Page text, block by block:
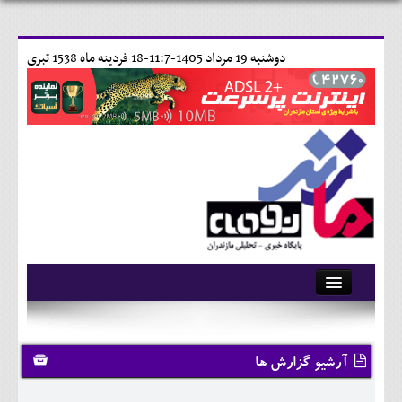
18 فردينه ماه 1538 تبری دوشنبه 19 مرداد 1405-11:7-
آرشیو
تماس با ما
وبلاگ
آرشیو گزارش ها